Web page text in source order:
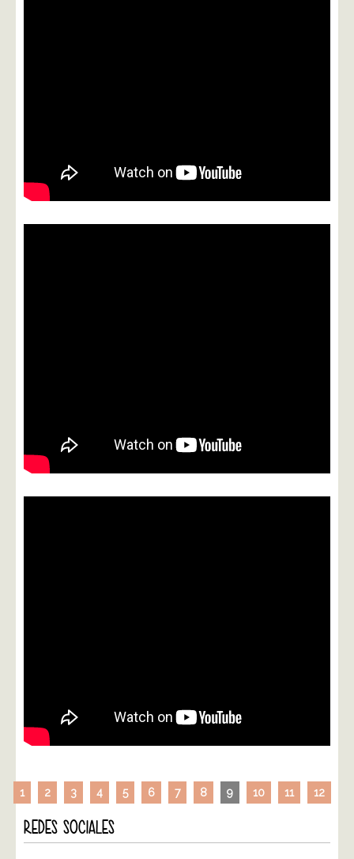
1 2 3 4 5 6 7 8 9 10 11 12
REDES SOCIALES